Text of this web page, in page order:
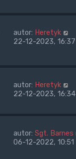
autor: Heretyk
22-12-2023, 16:37
autor: Heretyk
22-12-2023, 16:34
autor: Sgt. Barnes
06-12-2022, 10:51